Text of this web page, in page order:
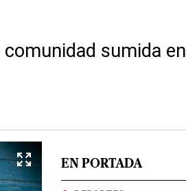
sumida en
EN PORTADA